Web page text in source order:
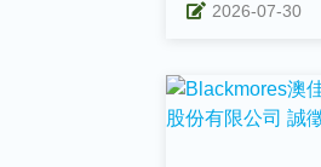
2026-07-30